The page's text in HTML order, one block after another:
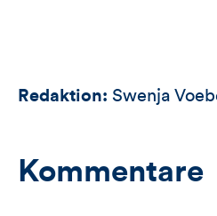
Redaktion: Swenja
Kommentare